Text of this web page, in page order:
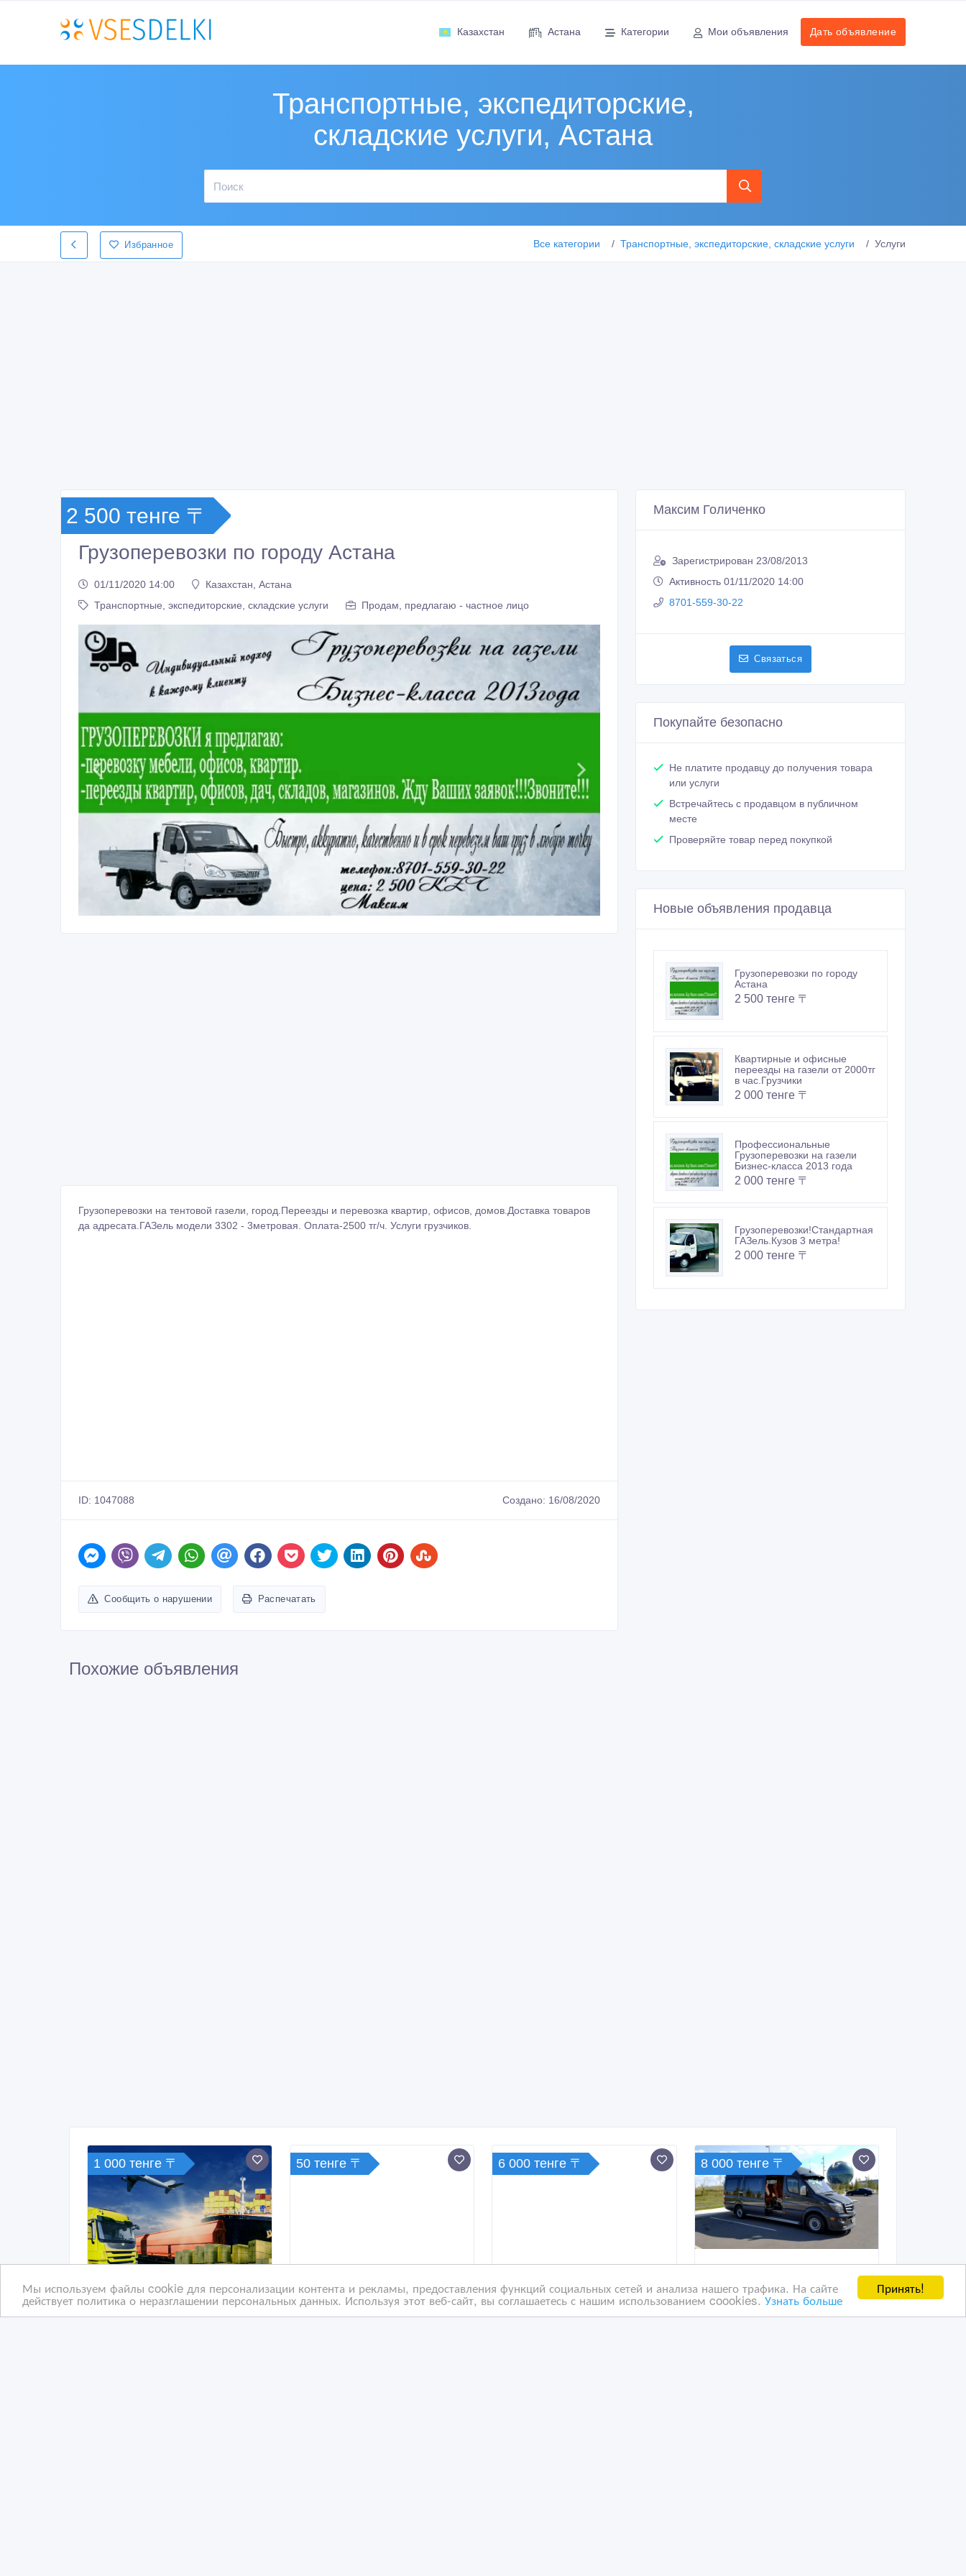
Принять!
Мы используем файлы cookie для персонализации контента и рекламы, предоставления функций социальных сетей и анализа нашего трафика. На сайте
действует политика о неразглашении персональных данных. Используя этот веб-сайт, вы соглашаетесь с нашим использованием coookies.Узнать больше
Казахстан Астана Категории Мои объявления Дать объявление
Транспортные, экспедиторские,
складские услуги, Астана
Избранное Все категории Транспортные, экспедиторские, складские услуги Услуги
2 500 тенге 〒
Грузоперевозки по городу Астана
01/11/2020 14:00
Казахстан, Астана
Транспортные, экспедиторские, складские услуги
Продам, предлагаю - частное лицо
Грузоперевозки на тентовой газели, город.Переезды и перевозка квартир, офисов, домов.Доставка товаров
да адресата.ГАЗель модели 3302 - 3метровая. Оплата-2500 тг/ч. Услуги грузчиков.
ID: 1047088 Создано: 16/08/2020
Сообщить о нарушении Распечатать
Максим Голиченко
Зарегистрирован 23/08/2013
Активность 01/11/2020 14:00
8701-559-30-22
Связаться
Покупайте безопасно
Не платите продавцу до получения товара
или услуги
Встречайтесь с продавцом в публичном
месте
Проверяйте товар перед покупкой
Новые объявления продавца
Грузоперевозки по городу
Астана
2 500 тенге 〒
Квартирные и офисные
переезды на газели от 2000тг
в час.Грузчики
2 000 тенге 〒
Профессиональные
Грузоперевозки на газели
Бизнес-класса 2013 года
2 000 тенге 〒
Грузоперевозки!Стандартная
ГАЗель.Кузов 3 метра!
2 000 тенге 〒
Похожие объявления
1 000 тенге 〒 50 тенге 〒 6 000 тенге 〒 8 000 тенге 〒